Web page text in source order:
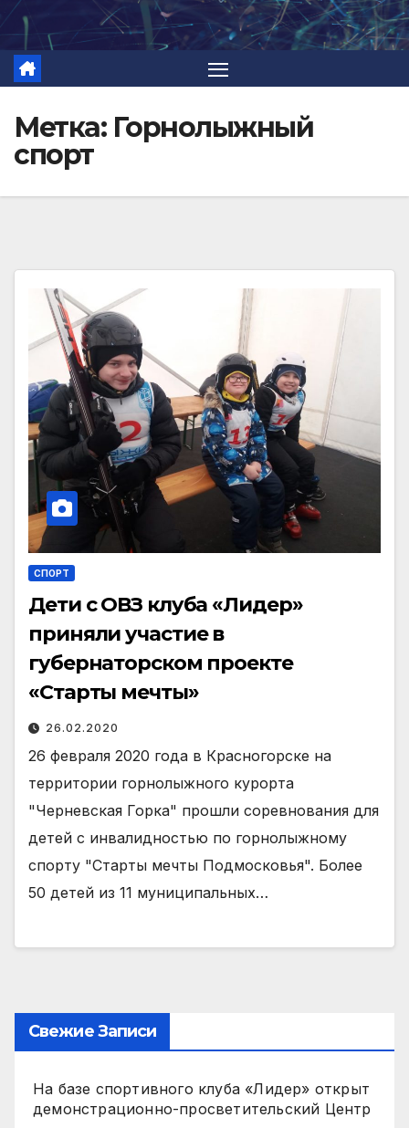
Перейти
содержимому
Метка: Горнолыжный
спорт
СПОРТ
Дети с ОВЗ клуба «Лидер»
приняли участие в
губернаторском проекте
«Старты мечты»
26.02.2020
26 февраля 2020 года в Красногорске на
территории горнолыжного курорта
"Черневская Горка" прошли соревнования для
детей с инвалидностью по горнолыжному
спорту "Старты мечты Подмосковья". Более
50 детей из 11 муниципальных…
Свежие Записи
На базе спортивного клуба «Лидер» открыт
демонстрационно-просветительский Центр